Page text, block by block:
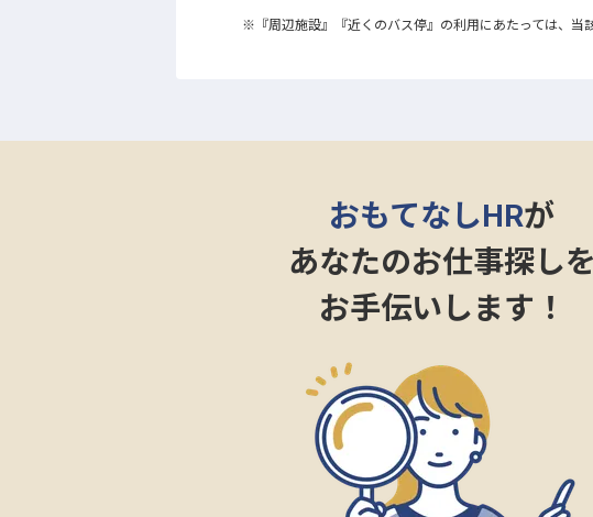
※ 『周辺施設』 『近くのバス停』 の利用にあたっては、当
おもてなしHRが
あなたのお仕事探しを
お手伝いします！